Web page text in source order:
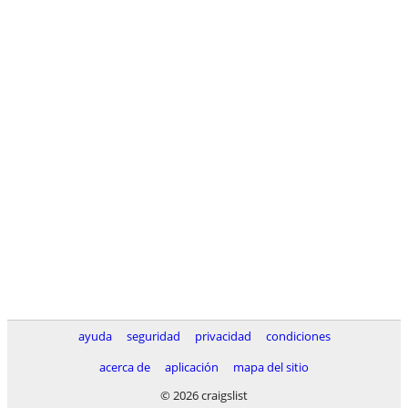
ayuda seguridad privacidad
condiciones
acerca de
aplicación
mapa del sitio
© 2026 craigslist